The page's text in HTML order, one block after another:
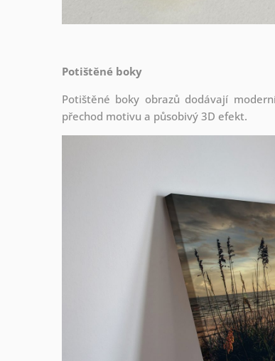
Potištěné boky
Potištěné boky obrazů dodávají
přechod motivu a působivý 3D efekt.